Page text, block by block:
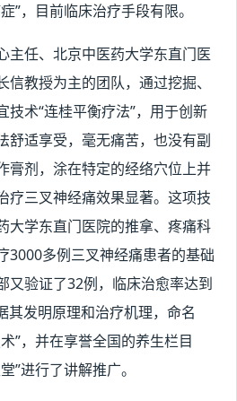
”，目前临床治疗手段有限。
主任、北京中医药大学东直门医
教授为主的团队，通过挖掘、
技术“连桂平衡疗法”，用于创新
舒适享受，毫无痛苦，也没有副
膏剂，涂在特定的经络穴位上并
疗三叉神经痛效果显著。这项技
大学东直门医院的推拿、疼痛科
3000多例三叉神经痛患者的基础
又验证了32例，临床治愈率达到
其发明原理和治疗机理，命名
”，并在享誉全国的养生栏目
进行了讲解推广。